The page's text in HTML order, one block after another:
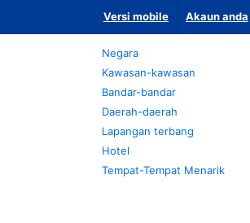
Versi mobile Akaun anda
Negara
Kawasan-kawasan
Bandar-bandar
Daerah-daerah
Lapangan terbang
Hotel
Tempat-Tempat Menarik